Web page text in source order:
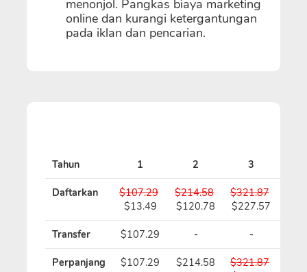
menonjol. Pangkas biaya marketing
online dan kurangi ketergantungan
pada iklan dan pencarian.
Tahun 1 2 3
Daftarkan
$107.29
$13.49
$214.58
$120.78
$321.87
$227.57
Transfer $107.29 - -
Perpanjang $107.29 $214.58
$321.87